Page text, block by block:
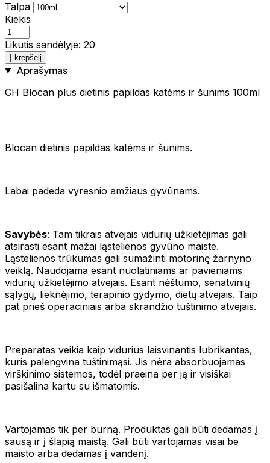
Talpa
Kiekis
Likutis sandėlyje: 20
Į krepšelį
Aprašymas
CH Blocan plus dietinis papildas katėms ir šunims 100ml
Blocan dietinis papildas katėms ir šunims.
Labai padeda vyresnio amžiaus gyvūnams.
Savybės: Tam tikrais atvejais vidurių užkietėjimas gali
atsirasti esant mažai ląstelienos gyvūno maiste.
Ląstelienos trūkumas gali sumažinti motorinę žarnyno
veiklą. Naudojama esant nuolatiniams ar pavieniams
vidurių užkietėjimo atvejais. Esant nėštumo, senatvinių
sąlygų, lieknėjimo, terapinio gydymo, dietų atvejais. Taip
pat prieš operaciniais arba skrandžio tuštinimo atvejais.
Preparatas veikia kaip vidurius laisvinantis lubrikantas,
kuris palengvina tuštinimąsi. Jis nėra absorbuojamas
virškinimo sistemos, todėl praeina per ją ir visiškai
pasišalina kartu su išmatomis.
Vartojamas tik per burną. Produktas gali būti dedamas į
sausą ir į šlapią maistą. Gali būti vartojamas visai be
maisto arba dedamas į vandenį.